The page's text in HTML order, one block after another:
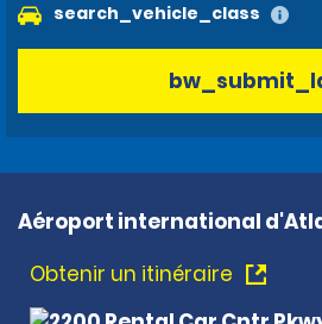
search_vehicle_class
Aéroport international
Obtenir un itinéraire